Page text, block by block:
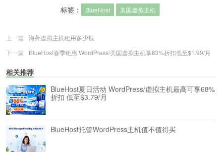
标签： BlueHost 美国虚拟主机
上一篇
海外虚拟主机租用多少钱
下一篇
BlueHost春季钜惠 WordPress/美国虚拟主机享83%折扣低至$1.99/月
相关推荐
BlueHost夏日活动 WordPress/虚拟主机最高可享68%
折扣 低至$3.79/月
BlueHost托管WordPress主机值不值得买